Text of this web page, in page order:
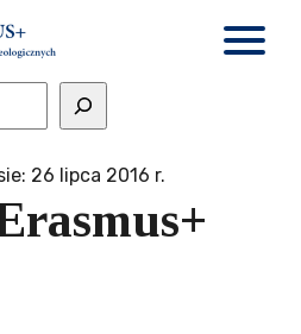
26 lipca 2016 r.